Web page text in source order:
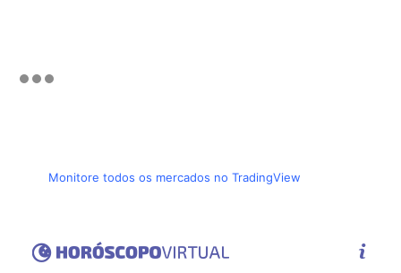
Monitore todos os mercados no TradingView